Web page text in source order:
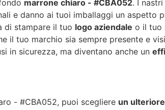
marrone chiaro - #CBA052. I
e danno ai tuoi imballaggi un aspetto
di stampare il tuo logo aziendale o il tuo
il tuo marchio sia sempre presente e
in sicurezza, ma diventano anche un
- #CBA052, puoi scegliere un